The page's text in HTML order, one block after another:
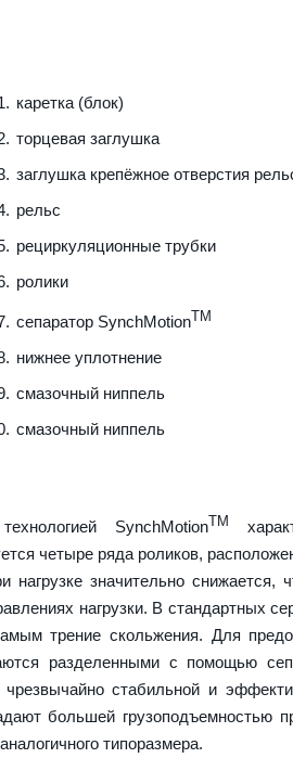
каретка (блок)
торцевая заглушка
заглушка крепёжное отверстия
рельс
рециркуляционные трубки
ролики
сепаратор SynchMotionTM
нижнее уплотнение
смазочный ниппель
смазочный ниппель
SynchMotion TM
четыре ряда роликов,
нагрузке значительно
нагрузки. В стандартных
трение скольжения. Для
разделенными с помощью
стабильной и
большей грузоподъемностью
типоразмера.